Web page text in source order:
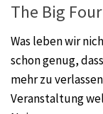
The Big
Was leben wir
schon genug,
mehr zu
Veranstaltung